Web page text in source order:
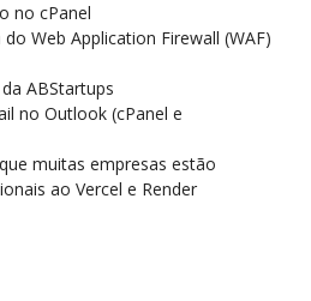
no cPanel
Web Application Firewall (WAF)
ABStartups
no Outlook (cPanel e
muitas empresas estão
ao Vercel e Render